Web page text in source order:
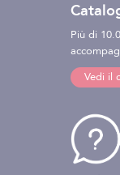
Più di
Vedi il